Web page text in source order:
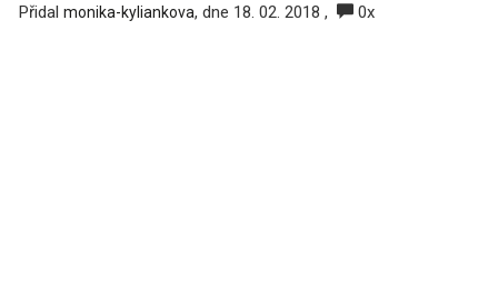
Přidal monika-kyliankova, dne 18. 02. 2018 , 0x